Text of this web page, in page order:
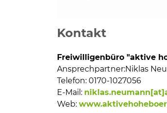
Kontakt
Freiwilligenbüro "aktive
Ansprechpartner:Niklas
Telefon: 0170-1027056
E-Mail:
Web: